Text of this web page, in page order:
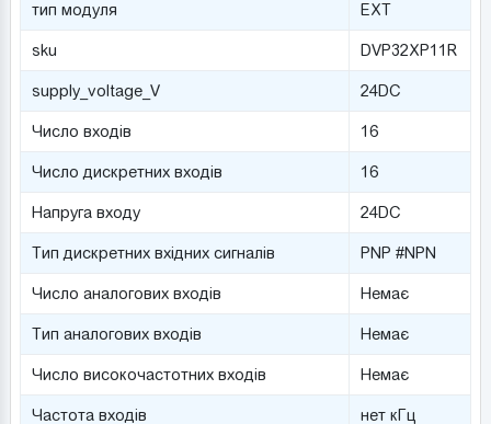
тип модуля EXT
sku DVP32XP11R
supply_voltage_V 24DC
Число входів 16
Число дискретних входів 16
Напруга входу 24DC
Тип дискретних вхідних сигналів PNP #NPN
Число аналогових входів Немає
Тип аналогових входів Немає
Число високочастотних входів Немає
Частота входів нет кГц